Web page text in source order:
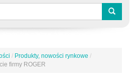
/ Produkty, nowości rynkowe /
firmy ROGER